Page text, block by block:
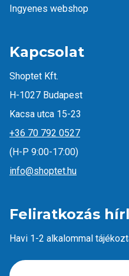
Ingyenes webshop
Kapcsolat
Shoptet Kft.
H-1027 Budapest
Kacsa utca 15-23
+36 70 792 0527
(H-P 9:00-17:00)
info@shoptet.hu
Feliratkozás
Havi 1-2 alkalommal